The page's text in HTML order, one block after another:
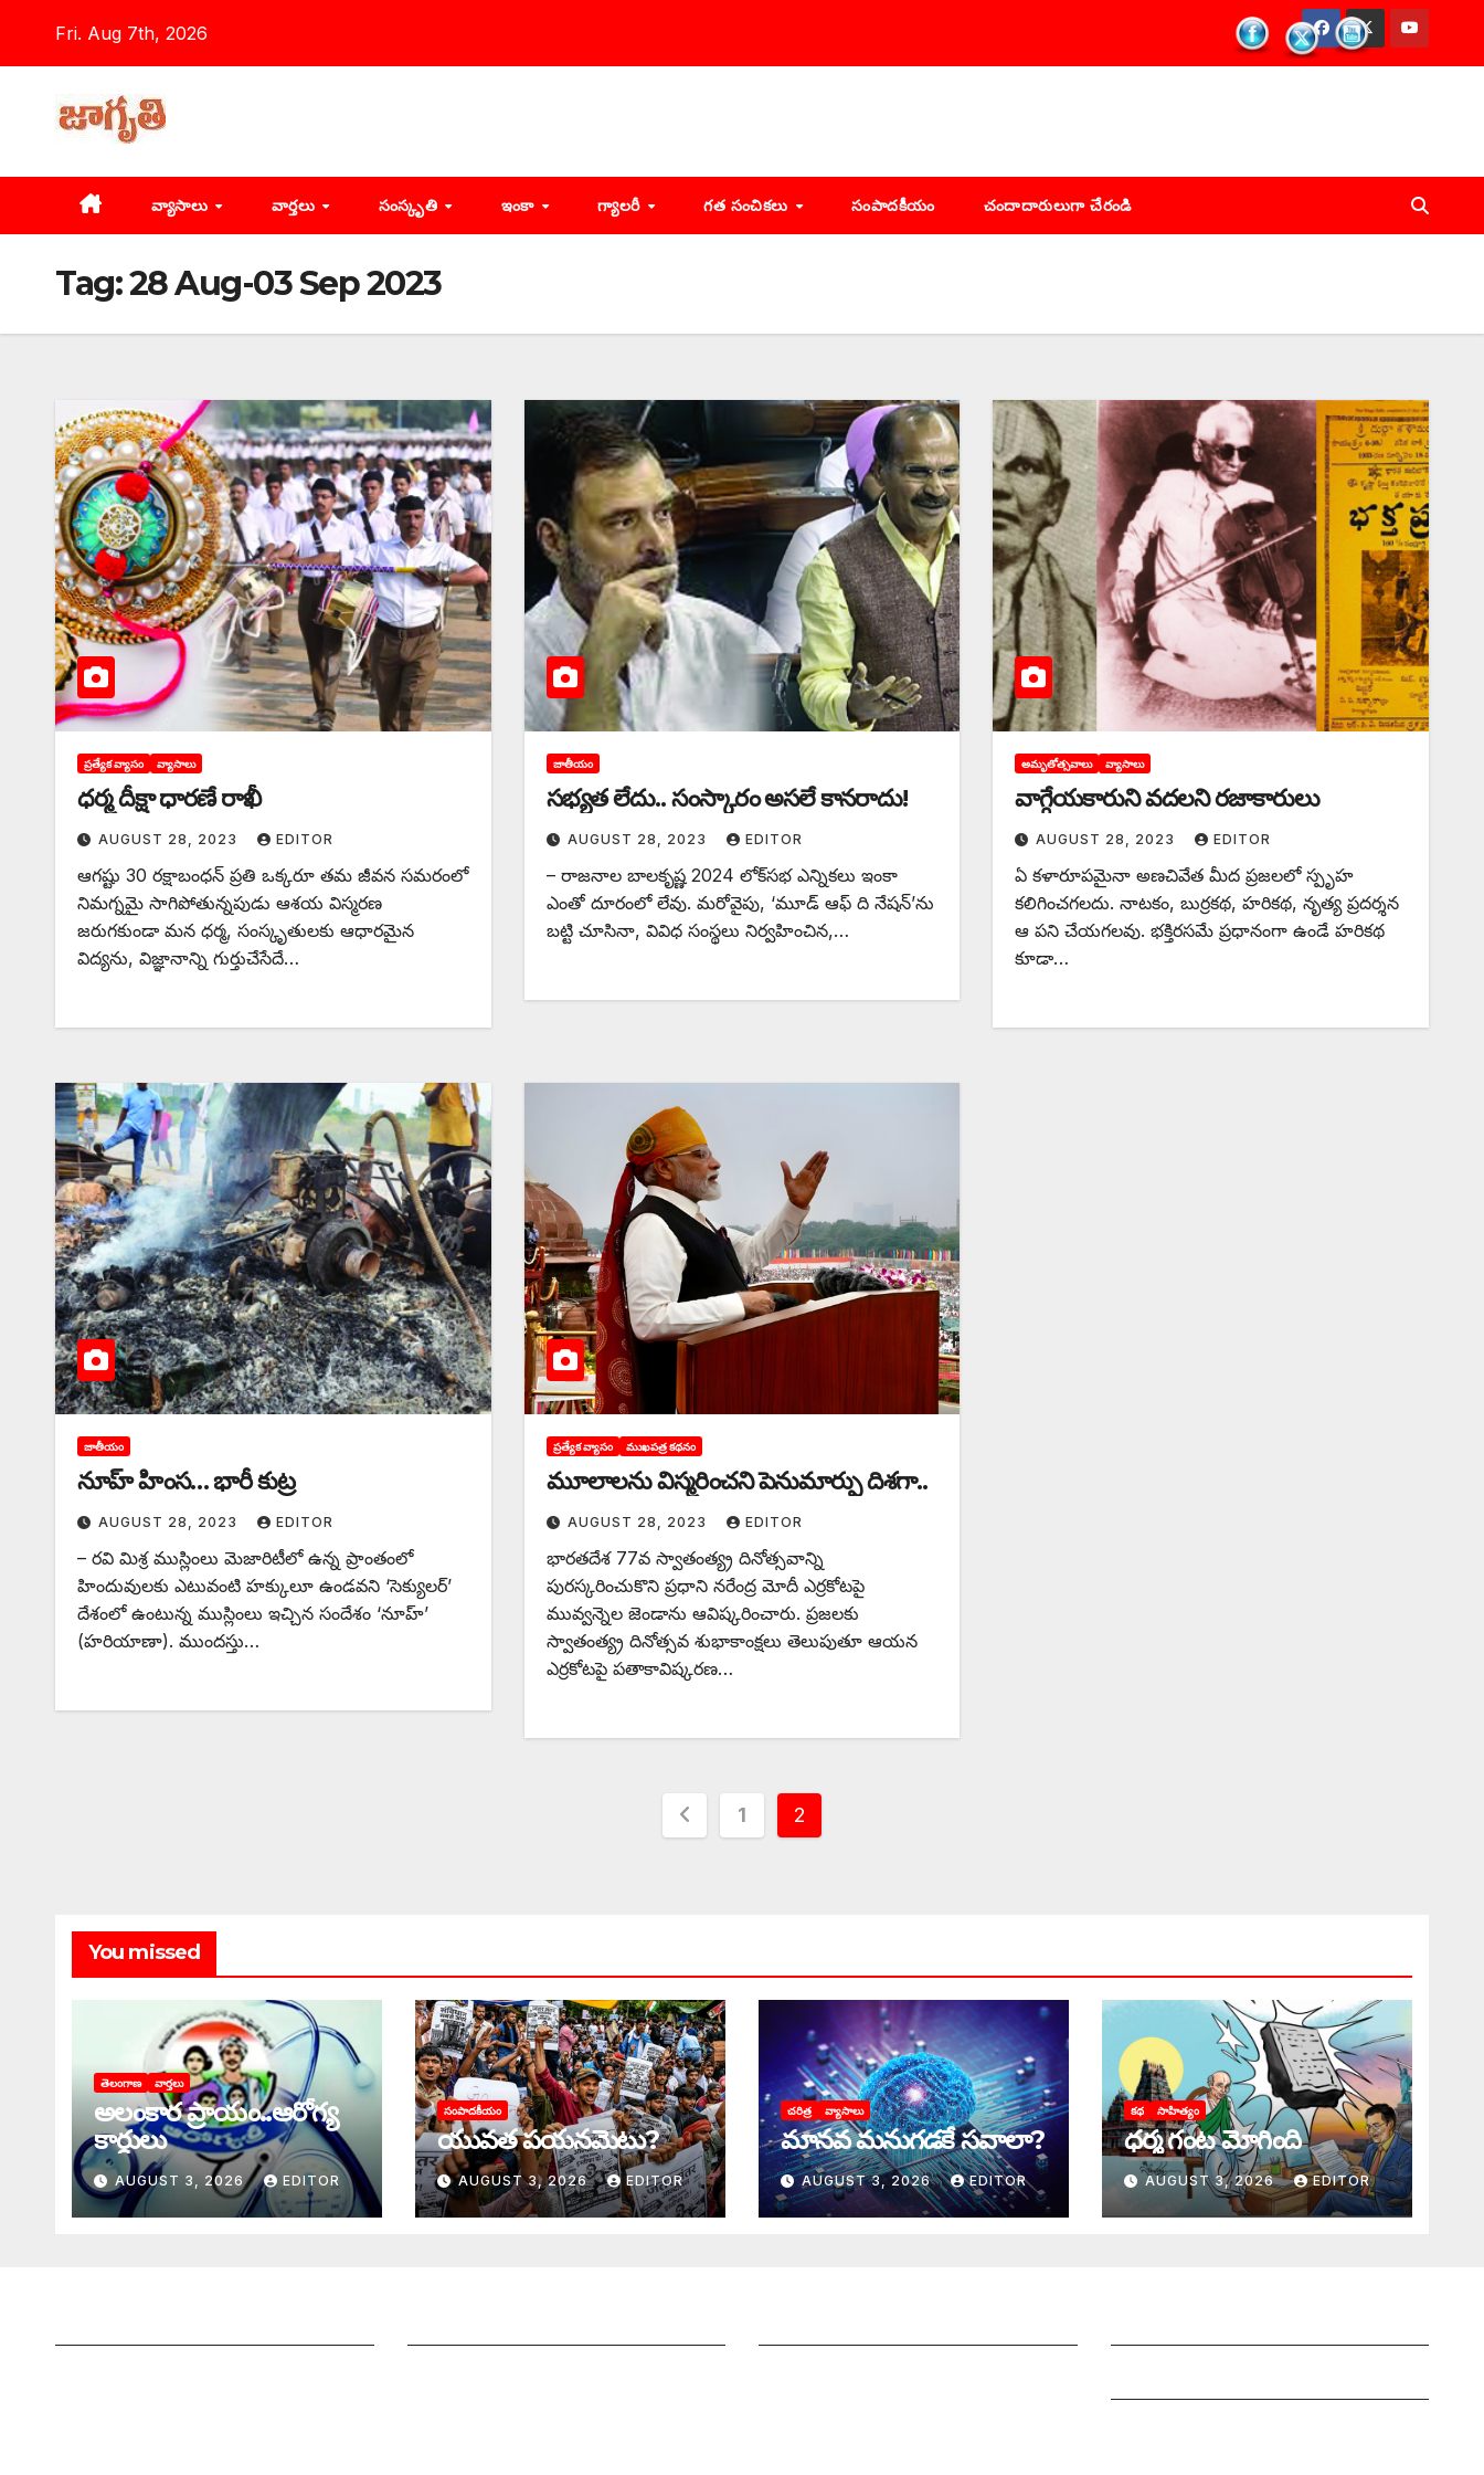
Fri. Aug 7th, 2026
వ్యాసాలు వార్తలు సంస్కృతి ఇంకా గ్యాలరీ గత సంచికలు సంపాదకీయం చందాదారులుగా చేరండి
Tag:28 Aug-03 Sep 2023
ప్రత్యేక వ్యాసం వ్యాసాలు
ధర్మ దీక్షా ధారణే రాఖీ
AUGUST 28, 2023 EDITOR
ఆగష్టు 30 రక్షాబంధన్‌ ‌ప్రతి ఒక్కరూ తమ జీవన సమరంలో
నిమగ్నమై సాగిపోతున్నపుడు ఆశయ విస్మరణ
జరుగకుండా మన ధర్మ, సంస్కృతులకు ఆధారమైన
విద్యను, విజ్ఞానాన్ని గుర్తుచేసేదే…
జాతీయం
సభ్యత లేదు.. సంస్కారం అసలే కానరాదు!
AUGUST 28, 2023 EDITOR
– రాజనాల బాలకృష్ణ 2024 లోక్‌సభ ఎన్నికలు ఇంకా
ఎంతో దూరంలో లేవు. మరోవైపు, ‘మూడ్‌ ఆఫ్‌ ‌ది నేషన్‌’‌ను
బట్టి చూసినా, వివిధ సంస్థలు నిర్వహించిన,…
అమృతోత్సవాలు వ్యాసాలు
వాగ్గేయకారుని వదలని రజాకారులు
AUGUST 28, 2023 EDITOR
ఏ కళారూపమైనా అణచివేత మీద ప్రజలలో స్పృహ
కలిగించగలదు. నాటకం, బుర్రకథ, హరికథ, నృత్య ప్రదర్శన
ఆ పని చేయగలవు. భక్తిరసమే ప్రధానంగా ఉండే హరికథ
కూడా…
జాతీయం
నూహ్‌ ‌హింస… భారీ కుట్ర
AUGUST 28, 2023 EDITOR
– రవి మిశ్ర ముస్లింలు మెజారిటీలో ఉన్న ప్రాంతంలో
హిందువులకు ఎటువంటి హక్కులూ ఉండవని ‘సెక్యులర్‌’
‌దేశంలో ఉంటున్న ముస్లింలు ఇచ్చిన సందేశం ‘నూహ్‌’
(‌హరియాణా). ముందస్తు…
ప్రత్యేక వ్యాసం ముఖపత్ర కథనం
మూలాలను విస్మరించని పెనుమార్పు దిశగా..
AUGUST 28, 2023 EDITOR
భారతదేశ 77వ స్వాతంత్య్ర దినోత్సవాన్ని
పురస్కరించుకొని ప్రధాని నరేంద్ర మోదీ ఎర్రకోటపై
మువ్వన్నెల జెండాను ఆవిష్కరించారు. ప్రజలకు
స్వాతంత్య్ర దినోత్సవ శుభాకాంక్షలు తెలుపుతూ ఆయన
ఎర్రకోటపై పతాకావిష్కరణ…
Posts
1 2
You missed
తెలంగాణ వార్తలు
అలంకార ప్రాయం..ఆరోగ్య
కార్డులు
AUGUST 3, 2026 EDITOR
సంపాదకీయం
యువత పయనమెటు?
AUGUST 3, 2026 EDITOR
చరిత్ర వ్యాసాలు
మానవ మనుగడకే సవాలా?
AUGUST 3, 2026 EDITOR
కథ సాహిత్యం
ధర్మ గంట మోగింది
AUGUST 3, 2026 EDITOR